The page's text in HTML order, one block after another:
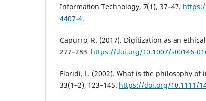
Information Technology, 7(1), 37–47.
4407-4.
Capurro, R. (2017). Digitization as an
277–283. https://doi.org/10.1007/s00146-
Floridi, L. (2002). What is the philosophy of
33(1–2), 123–145. https://doi.org/10.1111/